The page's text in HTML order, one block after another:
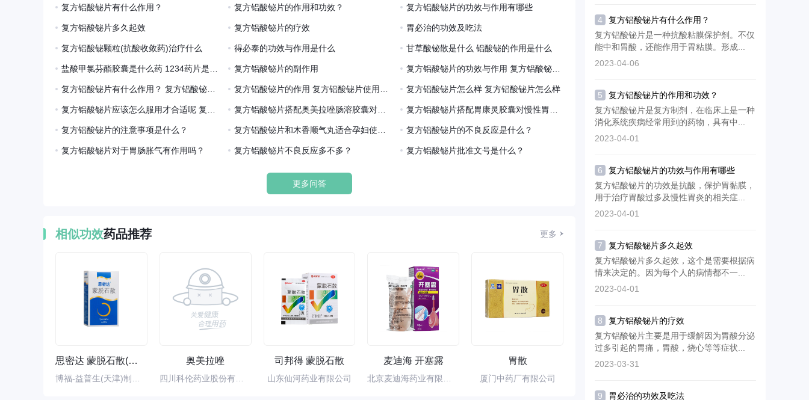
复方铝酸铋片有什么作用？ 复方铝酸铋片的作用和功效？ 复方铝酸铋片的功效与作用有哪些
复方铝酸铋片多久起效 复方铝酸铋片的疗效 胃必治的功效及吃法
复方铝酸铋颗粒(抗酸收敛药)治疗什么 得必泰的功效与作用是什么 甘草酸铋散是什么 铝酸铋的作用是什么
复方铝酸铋片的副作用
复方铝酸铋片怎么样 复方铝酸铋片怎么样
复方铝酸铋片搭配奥美拉唑肠溶胶囊对反流性胃炎有效吗？能不能缓解胃胀，胃酸，消化不良？
复方铝酸铋片的注意事项是什么？ 复方铝酸铋片的不良反应是什么？
复方铝酸铋片对于胃肠胀气有作用吗？ 复方铝酸铋片不良反应多不多？ 复方铝酸铋片批准文号是什么？
更多问答
相似功效药品推荐 更多
思密达 蒙脱石散(原味) 奥美拉唑 司邦得 蒙脱石散
山东仙河药业有限公司
麦迪海 开塞露 胃散
厦门中药厂有限公司
4
复方铝酸铋片有什么作用？
复方铝酸铋片是一种抗酸粘膜保护剂。不仅
能中和胃酸，还能作用于胃粘膜。形成...
2023-04-06
5
复方铝酸铋片的作用和功效？
复方铝酸铋片是复方制剂，在临床上是一种
消化系统疾病经常用到的药物，具有中...
2023-04-01
6
复方铝酸铋片的功效与作用有哪些
复方铝酸铋片的功效是抗酸，保护胃黏膜，
用于治疗胃酸过多及慢性胃炎的相关症...
2023-04-01
7
复方铝酸铋片多久起效
复方铝酸铋片多久起效，这个是需要根据病
情来决定的。因为每个人的病情都不一...
2023-04-01
8
复方铝酸铋片的疗效
复方铝酸铋片主要是用于缓解因为胃酸分泌
过多引起的胃痛，胃酸，烧心等等症状...
2023-03-31
9 胃必治的功效及吃法